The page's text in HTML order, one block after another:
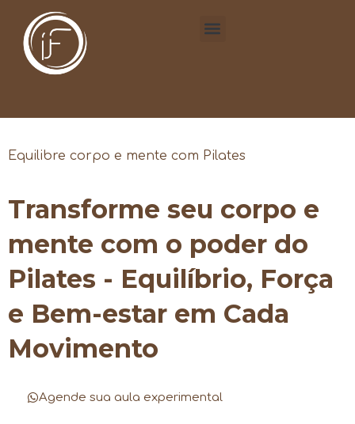
Equilibre corpo e mente com Pilates
Transforme seu corpo e
mente com o poder do
Pilates - Equilíbrio, Força
e Bem-estar em Cada
Movimento
Agende sua aula experimental